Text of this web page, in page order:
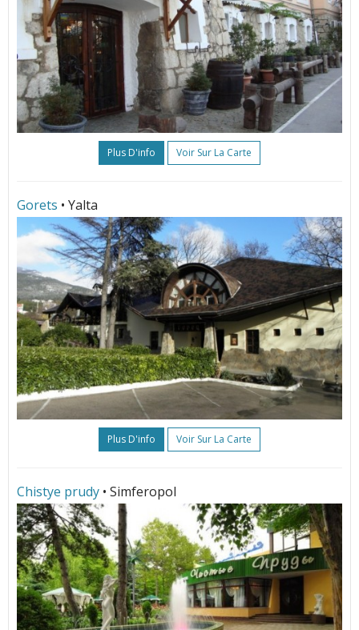
Plus D'info Voir Sur La Carte
Gorets • Yalta
Plus D'info Voir Sur La Carte
Chistye prudy • Simferopol